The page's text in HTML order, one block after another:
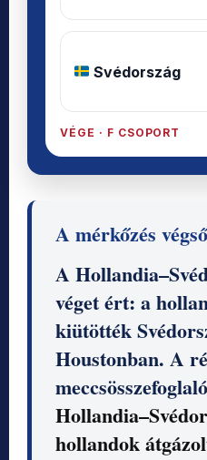
Svédország
VÉGE · F CSOPORT
A mérkőzés
A
véget ért: a
kiütötték
Houstonban. A
hollandok